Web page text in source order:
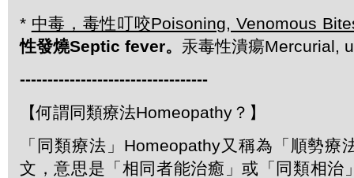
* 中毒，毒性叮咬Poisoning, Venomous
性發燒Septic fever。 汞毒性潰瘍Mercurial,
----------------------------------
【何謂同類療法Homeopathy？】
「同類療法」Homeopathy又稱為「順勢療
文，意思是「相同者能治癒」或「同類相治